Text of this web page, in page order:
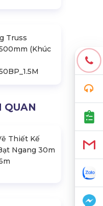
Truss
(Khúc
QUAN
Thiết Kế
Ngang 30m